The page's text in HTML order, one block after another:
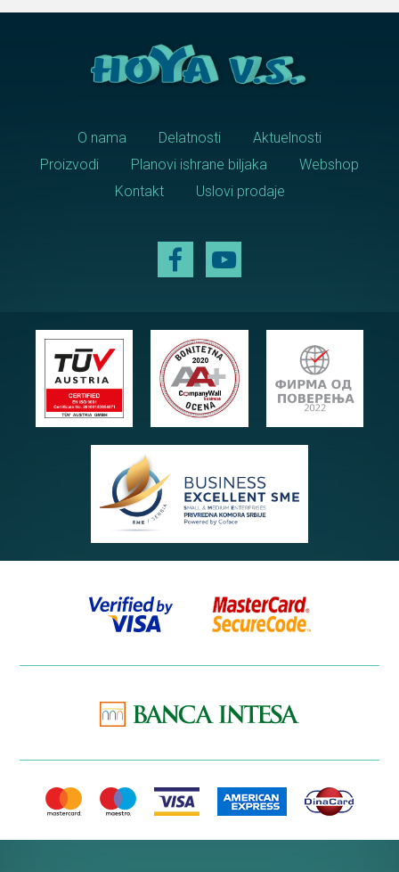
O nama Delatnosti
Aktuelnosti
Proizvodi
Planovi ishrane biljaka
Webshop
Kontakt
Uslovi prodaje